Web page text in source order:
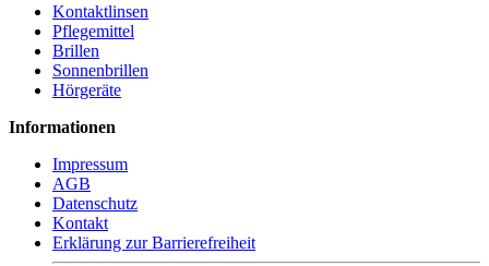
Kontaktlinsen
Pflegemittel
Brillen
Sonnenbrillen
Hörgeräte
Informationen
Impressum
AGB
Datenschutz
Kontakt
Erklärung zur Barrierefreiheit